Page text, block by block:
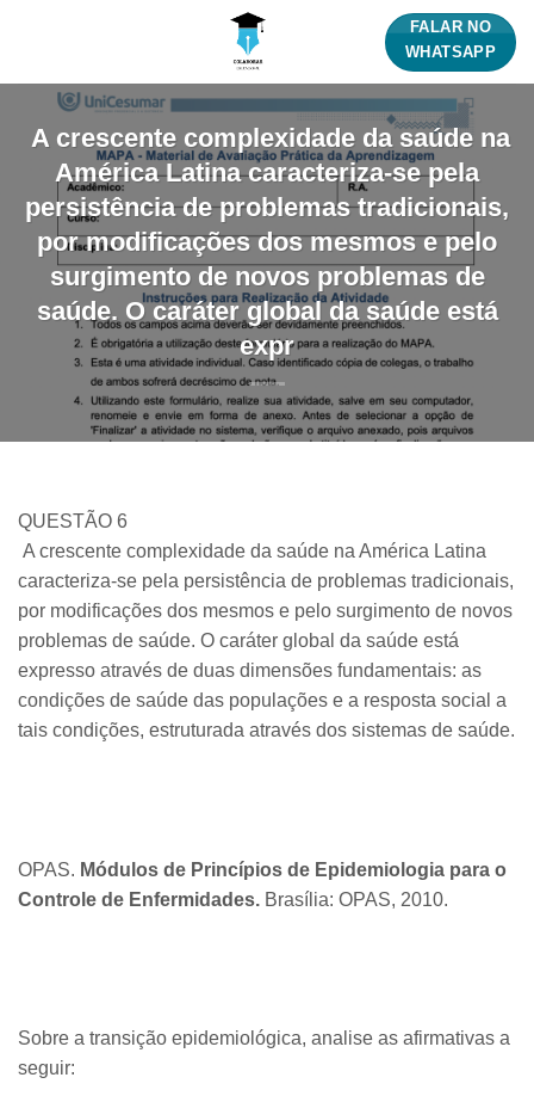
FALAR NO
WHATSAPP
A crescente complexidade da saúde na
América Latina caracteriza-se pela
persistência de problemas tradicionais,
por modificações dos mesmos e pelo
surgimento de novos problemas de
saúde. O caráter global da saúde está
expr
QUESTÃO 6
A crescente complexidade da saúde na América Latina
caracteriza-se pela persistência de problemas tradicionais,
por modificações dos mesmos e pelo surgimento de novos
problemas de saúde. O caráter global da saúde está
expresso através de duas dimensões fundamentais: as
condições de saúde das populações e a resposta social a
tais condições, estruturada através dos sistemas de saúde.
​OPAS. Módulos de Princípios de Epidemiologia para o
Controle de Enfermidades. Brasília: OPAS, 2010.
Sobre a transição epidemiológica, analise as afirmativas a
seguir: